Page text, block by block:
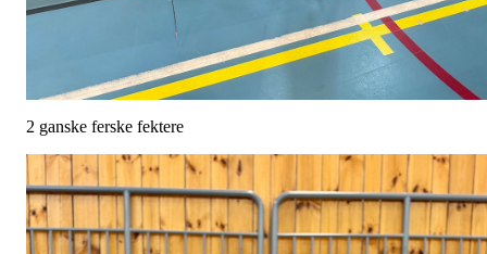
2 ganske ferske fektere